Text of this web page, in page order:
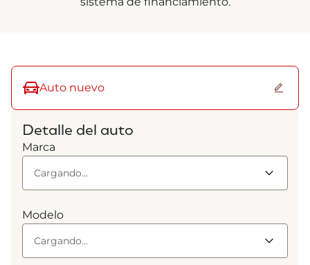
Auto nuevo
Detalle del auto
Marca
Modelo